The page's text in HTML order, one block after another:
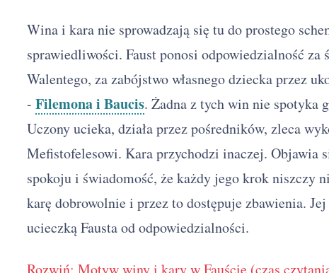
Wina i kara nie sprowadzają się tu do prostego
sprawiedliwości. Faust ponosi odpowiedzialność
Walentego, za zabójstwo własnego dziecka przez
- Filemona i Baucis. Żadna z tych win nie spotyka
Uczony ucieka, działa przez pośredników, zleca
Mefistofelesowi. Kara przychodzi inaczej. Objawia
spokoju i świadomość, że każdy jego krok niszczy
karę dobrowolnie i przez to dostępuje zbawienia.
ucieczką Fausta od odpowiedzialności.
Rozwiń: Motyw winy i kary w Fauście (czas